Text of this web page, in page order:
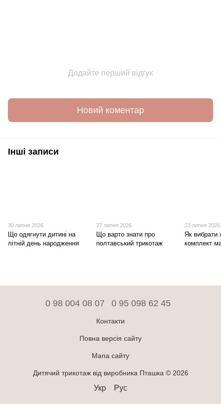
Додайте перший відгук
Новий коментар
Інші записи
30 липня 2026
Що одягнути дитині на
літній день народження
27 липня 2026
Що варто знати про
полтавський трикотаж
23 липня 2026
Як вибрати
комплект
0 98 004 08 07 0 95 098 62 45
Контакти
Повна версія сайту
Мапа сайту
Дитячий трикотаж від виробника Пташка © 2026
Укр Рус